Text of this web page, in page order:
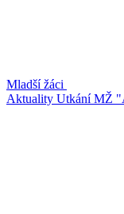
Mladší žáci
Aktuality Utkání MŽ